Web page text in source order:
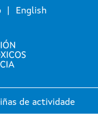
English
principal
de actividade